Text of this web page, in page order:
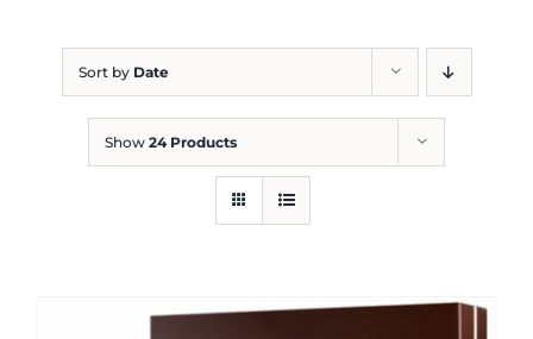
Sort by Date
Show 24 Products